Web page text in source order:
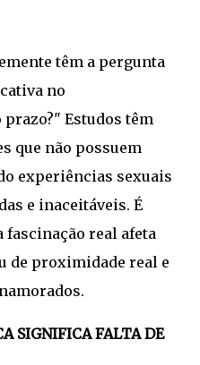
têm a pergunta
no
Estudos têm
que não possuem
experiências sexuais
e inaceitáveis. É
real afeta
de proximidade real e
SIGNIFICA FALTA DE